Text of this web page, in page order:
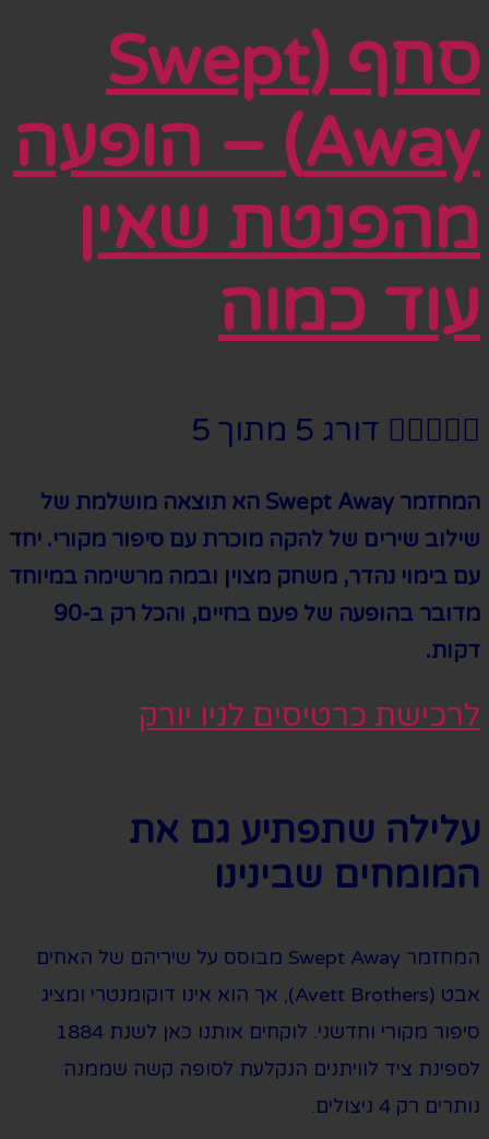
סחף (Swept
Away) – הופעה
מהפנטת שאין
עוד כמוה
 דורג 5 מתוך 5
המחזמר Swept Away הא תוצאה מושלמת של
שילוב שירים של להקה מוכרת עם סיפור מקורי. יחד
עם בימוי נהדר, משחק מצוין ובמה מרשימה במיוחד
מדובר בהופעה של פעם בחיים, והכל רק ב-90
דקות.
לרכישת כרטיסים לניו יורק
עלילה שתפתיע גם את
המומחים שבינינו
המחזמר Swept Away מבוסס על שיריהם של האחים
אבט (Avett Brothers), אך הוא אינו דוקומנטרי ומציג
סיפור מקורי וחדשני. לוקחים אותנו כאן לשנת 1884
לספינת ציד לוויתנים הנקלעת לסופה קשה שממנה
נותרים רק 4 ניצולים.